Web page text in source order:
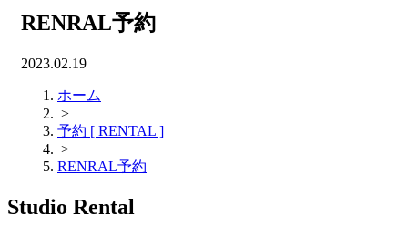
RENRAL予約
2023.02.19
ホーム
>
予約 [ RENTAL ]
>
RENRAL予約
Studio Rental